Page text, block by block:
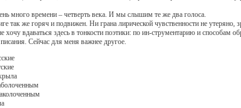
времени – четверть века. И мы слышим те же два голоса.
же горяч и подвижен. Ни грана лирической чувственности не утеряно,
хочу вдаваться здесь в тонкости поэтики: по ин-струментарию и
Сейчас для меня важнее другое.